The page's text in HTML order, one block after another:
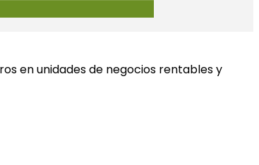
en unidades de negocios rentables y